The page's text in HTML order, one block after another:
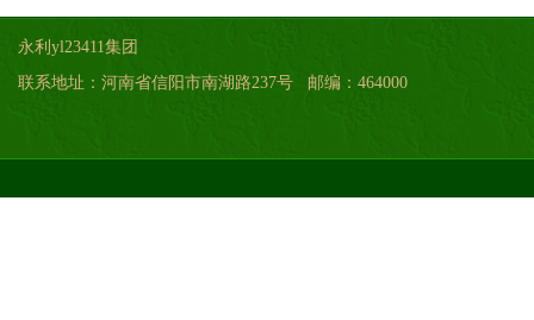
永利yl23411集团
联系地址：河南省信阳市南湖路237号 邮编：464000